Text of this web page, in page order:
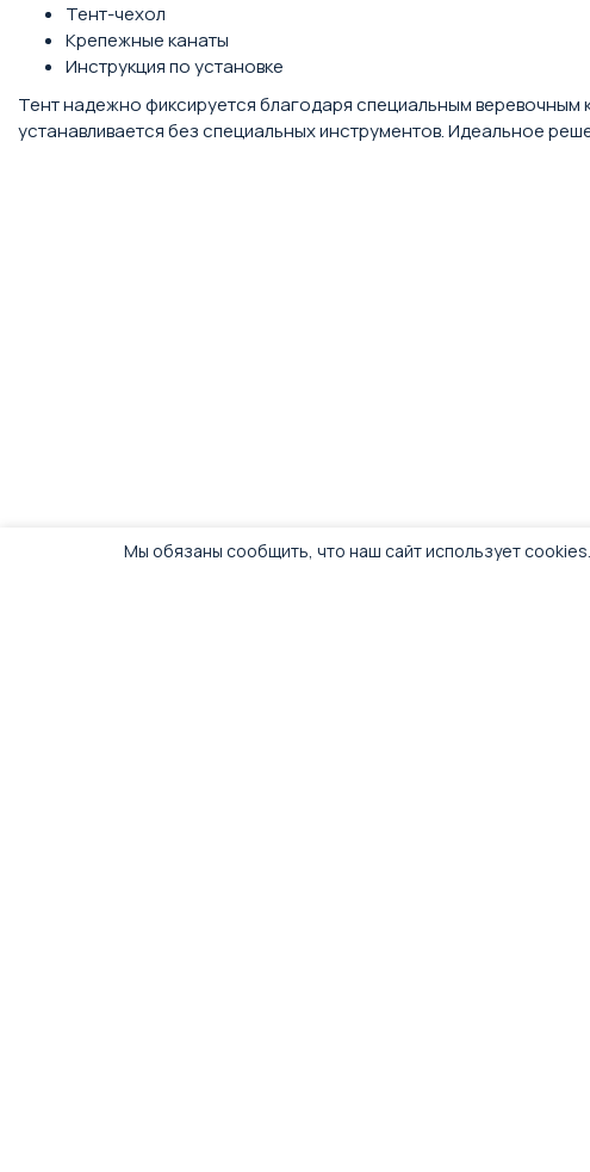
Тент-чехол
Крепежные канаты
Инструкция по установке
Тент надежно фиксируется благодаря специальным веревочным
устанавливается без специальных инструментов. Идеальное
Мы обязаны сообщить, что наш сайт использует